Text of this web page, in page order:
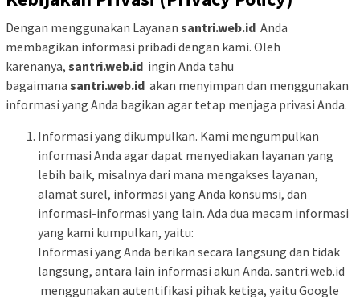
Dengan menggunakan Layanan santri.web.id Anda
membagikan informasi pribadi dengan kami. Oleh
karenanya, santri.web.id ingin Anda tahu
bagaimana santri.web.id akan menyimpan dan menggunakan
informasi yang Anda bagikan agar tetap menjaga privasi Anda.
Informasi yang dikumpulkan. Kami mengumpulkan
informasi Anda agar dapat menyediakan layanan yang
lebih baik, misalnya dari mana mengakses layanan,
alamat surel, informasi yang Anda konsumsi, dan
informasi-informasi yang lain. Ada dua macam informasi
yang kami kumpulkan, yaitu:
Informasi yang Anda berikan secara langsung dan tidak
langsung, antara lain informasi akun Anda. santri.web.id
menggunakan autentifikasi pihak ketiga, yaitu Google